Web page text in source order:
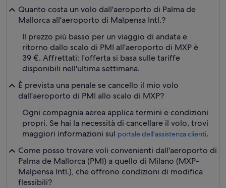
Quanto costa un volo dall'aeroporto di Palma de
Mallorca all'aeroporto di Malpensa Intl.?
Il prezzo più basso per un viaggio di andata e
ritorno dallo scalo di PMI all'aeroporto di MXP è
39 €. Affrettati: l'offerta si basa sulle tariffe
disponibili nell'ultima settimana.
È prevista una penale se cancello il mio volo
dall'aeroporto di PMI allo scalo di MXP?
Ogni compagnia aerea applica termini e condizioni
propri. Se hai la necessità di cancellare il volo, trovi
maggiori informazioni sul portale dell'assistenza clienti.
Come posso trovare voli convenienti dall'aeroporto di
Palma de Mallorca (PMI) a quello di Milano (MXP-
Malpensa Intl.), che offrono condizioni di modifica
flessibili?